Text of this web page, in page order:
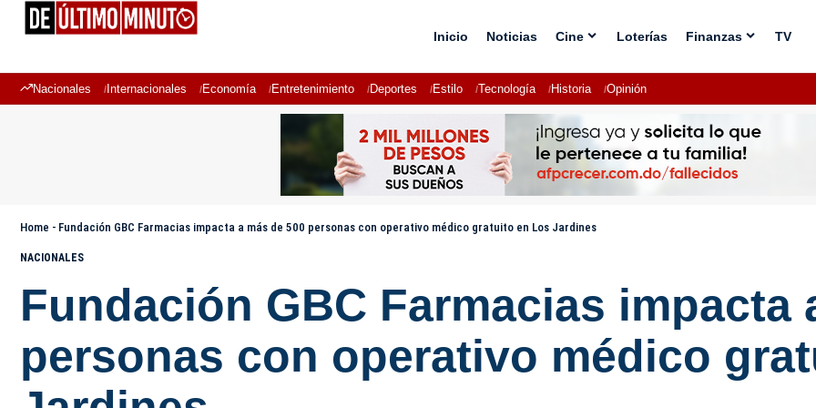
Inicio Noticias Cine Loterías Finanzas TV
Nacionales Internacionales Economía Entretenimiento Deportes Estilo Tecnología Historia Opinión
Home - Fundación GBC Farmacias impacta a más de 500 personas con operativo médico gratuito en Los Jardines
NACIONALES
Fundación GBC Farmacias impacta
personas con operativo médico